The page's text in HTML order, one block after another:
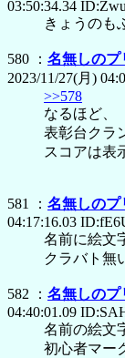
03:50:34.34
きょうのも
580 ： 名無しのプ
2023/11/27(月)
>>578
なるほど、
表彰台クラ
スコアは表
581 ： 名無しのプ
04:17:16.03
名前に絵文
クラバト無
582 ： 名無しのプ
04:40:01.09
名前の絵文
初心者マー